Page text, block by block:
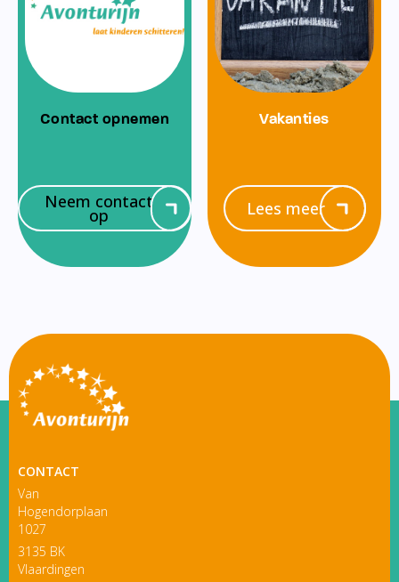
Contact opnemen
Neem contact
op
Vakanties
Lees meer
CONTACT
Van
Hogendorplaan
1027
3135 BK
Vlaardingen